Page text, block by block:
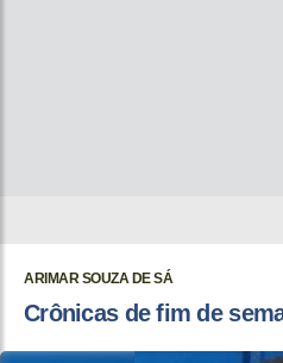
ARIMAR SOUZA DE SÁ
Crônicas de fim de